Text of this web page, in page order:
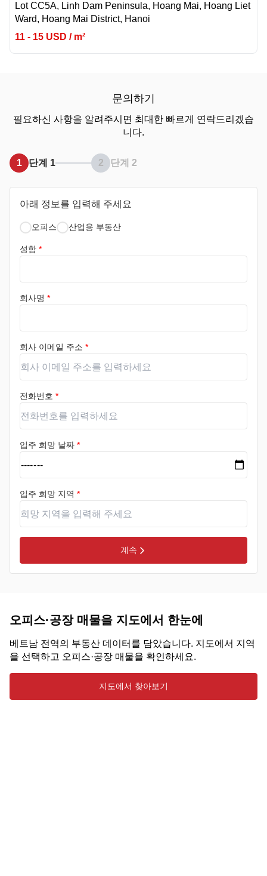
Lot CC5A, Linh Dam Peninsula, Hoang Mai, Hoang Liet
Ward, Hoang Mai District, Hanoi
11 - 15 USD / m²
문의하기
필요하신 사항을 알려주시면 최대한 빠르게 연락드리겠습
니다.
1 단계 1 2 단계 2
아래 정보를 입력해 주세요
오피스 산업용 부동산
성함 *
회사명 *
회사 이메일 주소 *
전화번호 *
입주 희망 날짜 *
입주 희망 지역 *
계속
오피스·공장 매물을 지도에서 한눈에
베트남 전역의 부동산 데이터를 담았습니다. 지도에서 지역
을 선택하고 오피스·공장 매물을 확인하세요.
지도에서 찾아보기